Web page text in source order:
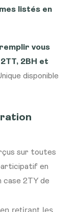
listés en
vous
2BH et
disponible
sur toutes
en
2TY de
retirant les